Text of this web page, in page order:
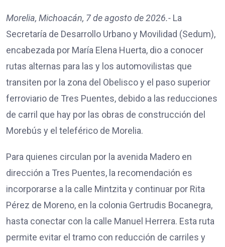
Morelia, Michoacán, 7 de agosto de 2026.- La
Secretaría de Desarrollo Urbano y Movilidad (Sedum),
encabezada por María Elena Huerta, dio a conocer
rutas alternas para las y los automovilistas que
transiten por la zona del Obelisco y el paso superior
ferroviario de Tres Puentes, debido a las reducciones
de carril que hay por las obras de construcción del
Morebús y el teleférico de Morelia.
Para quienes circulan por la avenida Madero en
dirección a Tres Puentes, la recomendación es
incorporarse a la calle Mintzita y continuar por Rita
Pérez de Moreno, en la colonia Gertrudis Bocanegra,
hasta conectar con la calle Manuel Herrera. Esta ruta
permite evitar el tramo con reducción de carriles y